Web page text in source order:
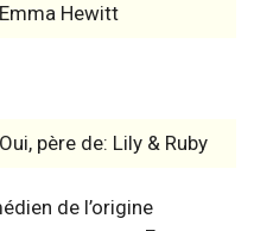
Emma Hewitt
Oui, père de: Lily & Ruby
de l’origine